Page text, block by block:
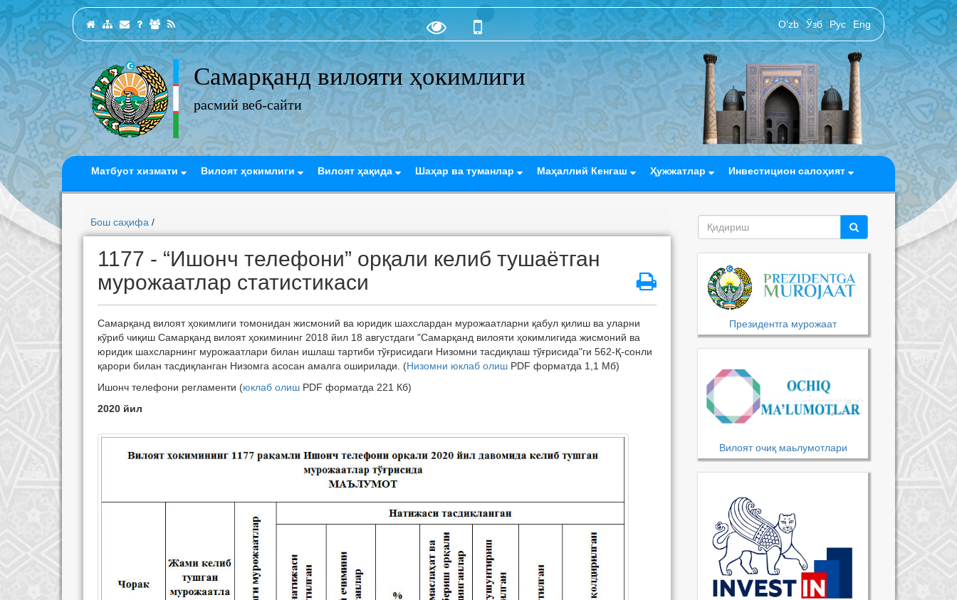
O‘zb Ўзб Рус Eng
Самарқанд вилояти ҳокимлиги
расмий веб-сайти
Матбуот хизмати Вилоят ҳокимлиги Вилоят ҳақида Шаҳар ва туманлар Маҳаллий Кенгаш Ҳужжатлар Инвестицион салоҳият
Бош саҳифа /
1177 - “Ишонч телефони” орқали келиб тушаётган
мурожаатлар статистикаси
Самарқанд вилоят ҳокимлиги томонидан жисмоний ва юридик шахслардан мурожаатларни қабул қилиш ва уларни
кўриб чиқиш Самарқанд вилоят ҳокимининг 2018 йил 18 августдаги "Самарқанд вилояти ҳокимлигида жисмоний ва
юридик шахсларнинг мурожаатлари билан ишлаш тартиби тўғрисидаги Низомни тасдиқлаш тўғрисида"ги 562-Қ-сонли
қарори билан тасдиқланган Низомга асосан амалга оширилади. (Низомни юклаб олиш PDF форматда 1,1 Мб)
Ишонч телефони регламенти (юклаб олиш PDF форматда 221 Кб)
2020 йил
Президентга мурожаат
Вилоят очиқ маьлумотлари